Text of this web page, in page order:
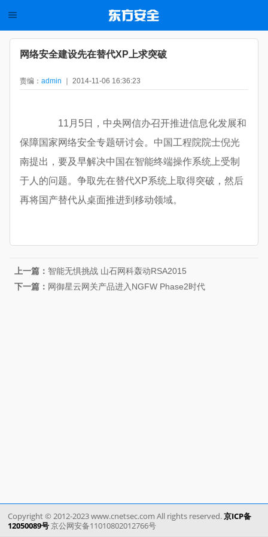
网络安全建设先在替代XP上求突破
责编： admin ｜ 2014-11-06 16:36:23
11月5日，中央网信办召开推进信息化发展和
保障国家网络安全专题研讨会。中国工程院院士倪光
南提出，要及早解决中国在智能终端操作系统上受制
于人的问题。争取先在替代XP系统上取得突破，然后
再将国产替代从桌面推进到移动领域。
上一篇： 智能无惧挑战 山石网科轰动RSA2015
下一篇： 网御星云网关产品进入NGFW Phase2时代
Copyright © 2012-2023 www.cnetsec.com All rights reserved.京ICP备
12050089号京公网安备11010802012766号